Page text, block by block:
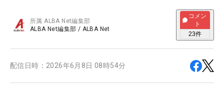
所属ALBA Net編集部
ALBA Net編集部 / ALBA Net
コメン
ト
23件
配信日時： 2026年6月8日 08時54分